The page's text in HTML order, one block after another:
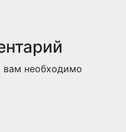
вам необходимо